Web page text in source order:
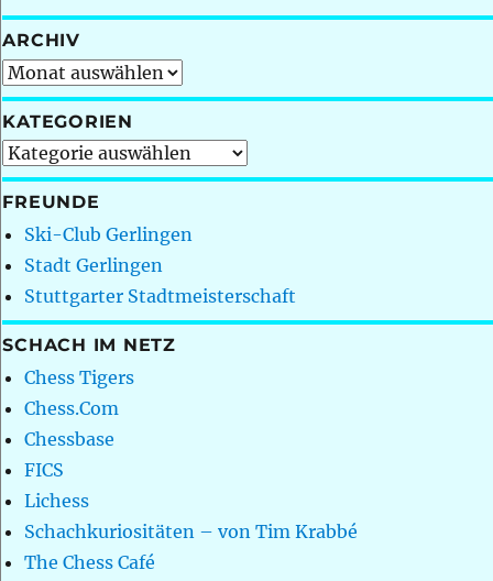
ARCHIV
Archiv
KATEGORIEN
Kategorien
FREUNDE
Ski-Club Gerlingen
Stadt Gerlingen
Stuttgarter Stadtmeisterschaft
SCHACH IM NETZ
Chess Tigers
Chess.Com
Chessbase
FICS
Lichess
Schachkuriositäten – von Tim Krabbé
The Chess Café